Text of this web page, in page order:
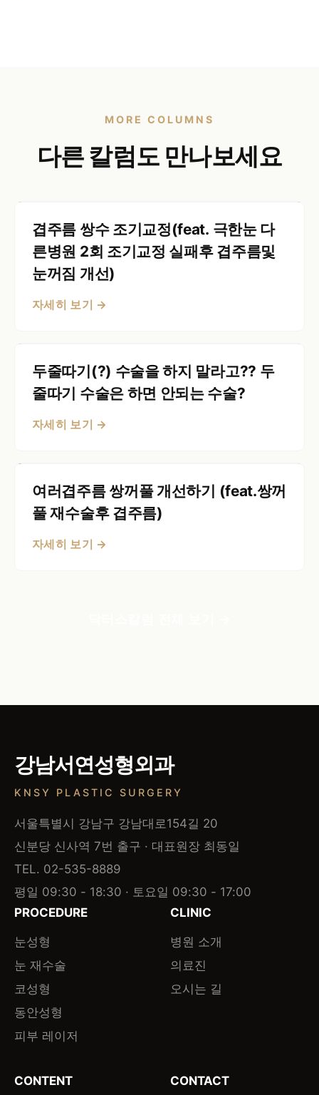
MORE COLUMNS
다른 칼럼도 만나보세요
겹주름 쌍수 조기교정(feat. 극한눈 다
른병원 2회 조기교정 실패후 겹주름및
눈꺼짐 개선)
자세히 보기 →
두줄따기(?) 수술을 하지 말라고?? 두
줄따기 수술은 하면 안되는 수술?
자세히 보기 →
여러겹주름 쌍꺼풀 개선하기 (feat.쌍꺼
풀 재수술후 겹주름)
자세히 보기 →
강남서연성형외과
KNSY PLASTIC SURGERY
서울특별시 강남구 강남대로154길 20
신분당 신사역 7번 출구 · 대표원장 최동일
TEL. 02-535-8889
평일 09:30 - 18:30 · 토요일 09:30 - 17:00
PROCEDURE
눈성형
눈 재수술
코성형
동안성형
피부 레이저
CLINIC
병원 소개
의료진
오시는 길
CONTENT CONTACT